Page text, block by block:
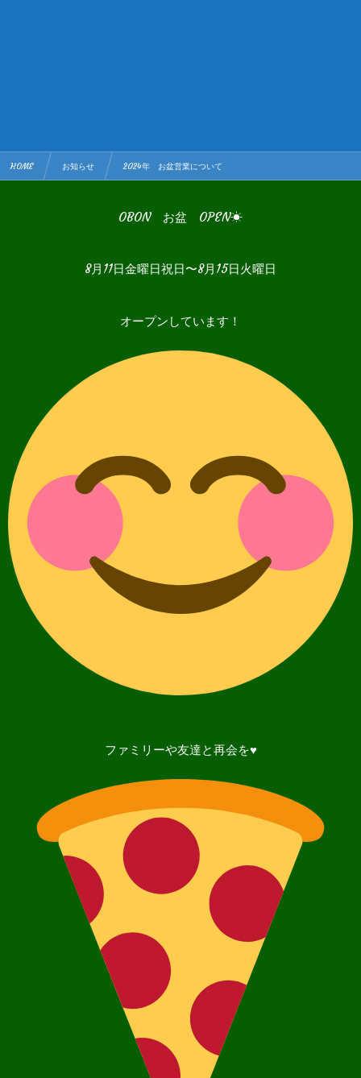
HOME お知らせ 2024年 お盆営業について
OBON お盆 OPEN☀
8月11日金曜日祝日〜8月15日火曜日
オープンしています！
ファミリーや友達と再会を♥